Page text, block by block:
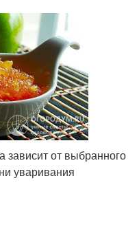
зависит от выбранного
уваривания